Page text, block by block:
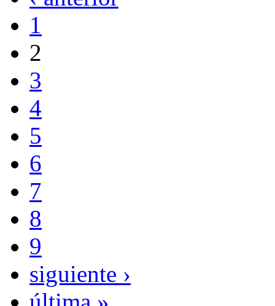
1
2
3
4
5
6
7
8
9
siguiente ›